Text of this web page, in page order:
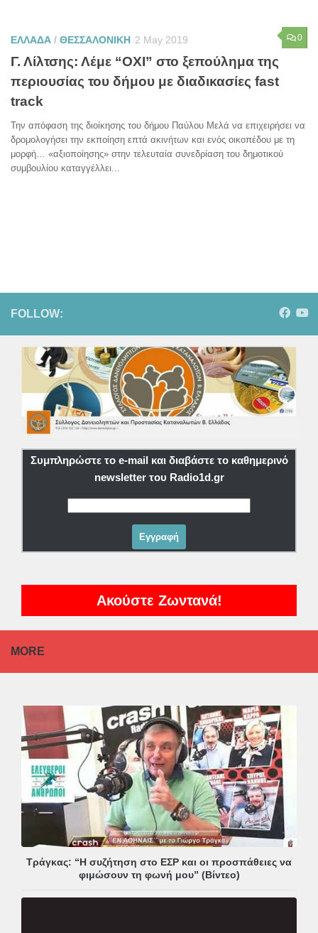
0
ΕΛΛΑΔΑ / ΘΕΣΣΑΛΟΝΙΚΗ 2 May 2019
Γ. Λίλτσης: Λέμε “ΟΧΙ” στο ξεπούλημα της
περιουσίας του δήμου με διαδικασίες fast
track
Την απόφαση της διοίκησης του δήμου Παύλου Μελά να επιχειρήσει να
δρομολογήσει την εκποίηση επτά ακινήτων και ενός οικοπέδου με τη
μορφή… «αξιοποίησης» στην τελευταία συνεδρίαση του δημοτικού
συμβουλίου καταγγέλλει...
FOLLOW:
Συμπληρώστε το e-mail και διαβάστε το καθημερινό
newsletter του Radio1d.gr
Ακούστε Ζωντανά!
MORE
Τράγκας: “Η συζήτηση στο ΕΣΡ και οι προσπάθειες να
φιμώσουν τη φωνή μου” (Βίντεο)